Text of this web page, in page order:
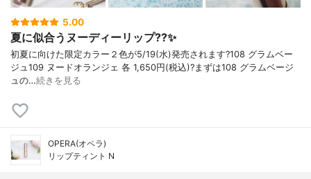
5.00
夏に似合うヌーディーリップ??✨
初夏に向けた限定カラー２色が5/19(水)発売されます?108 グラムベー
ジュ109 ヌードオランジェ 各 1,650円(税込)?まずは108 グラムベージ
ュの…続きを見る
OPERA(オペラ)
リップティント N